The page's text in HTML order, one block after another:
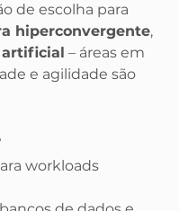
de escolha para
hiperconvergente,
– áreas em
e agilidade são
workloads